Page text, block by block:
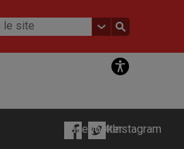
Facebook
TwitterInstagram